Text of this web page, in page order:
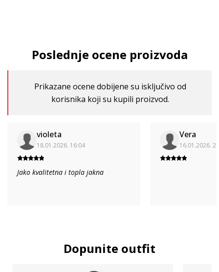
Poslednje ocene proizvoda
Prikazane ocene dobijene su isključivo od
korisnika koji su kupili proizvod.
violeta
18.01.2026. 16:04
Jako kvalitetna i topla jakna
Vera
16.01.2026.
Dopunite outfit